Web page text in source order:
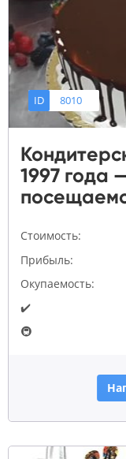
ID 8010
1997 года
Стоимость:
Прибыль:
Окупаемость:
✔️
🚇